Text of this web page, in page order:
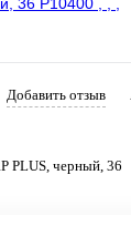
Добавить отзыв
PLUS, черный, 36